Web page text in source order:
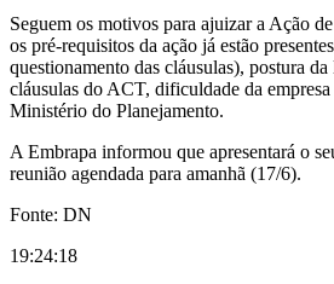
Seguem os motivos para ajuizar a Ação
os pré-requisitos da ação já estão
questionamento das cláusulas), postura
cláusulas do ACT, dificuldade da
Ministério do Planejamento.
A Embrapa informou que apresentará o
reunião agendada para amanhã (17/6).
Fonte: DN
19:24:18